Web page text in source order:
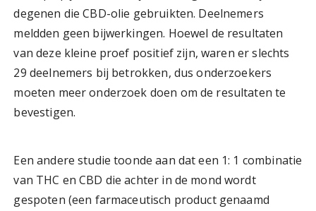
degenen die CBD-olie gebruikten. Deelnemers
meldden geen bijwerkingen. Hoewel de resultaten
van deze kleine proef positief zijn, waren er slechts
29 deelnemers bij betrokken, dus onderzoekers
moeten meer onderzoek doen om de resultaten te
bevestigen.
Een andere studie toonde aan dat een 1: 1 combinatie
van THC en CBD die achter in de mond wordt
gespoten (een farmaceutisch product genaamd